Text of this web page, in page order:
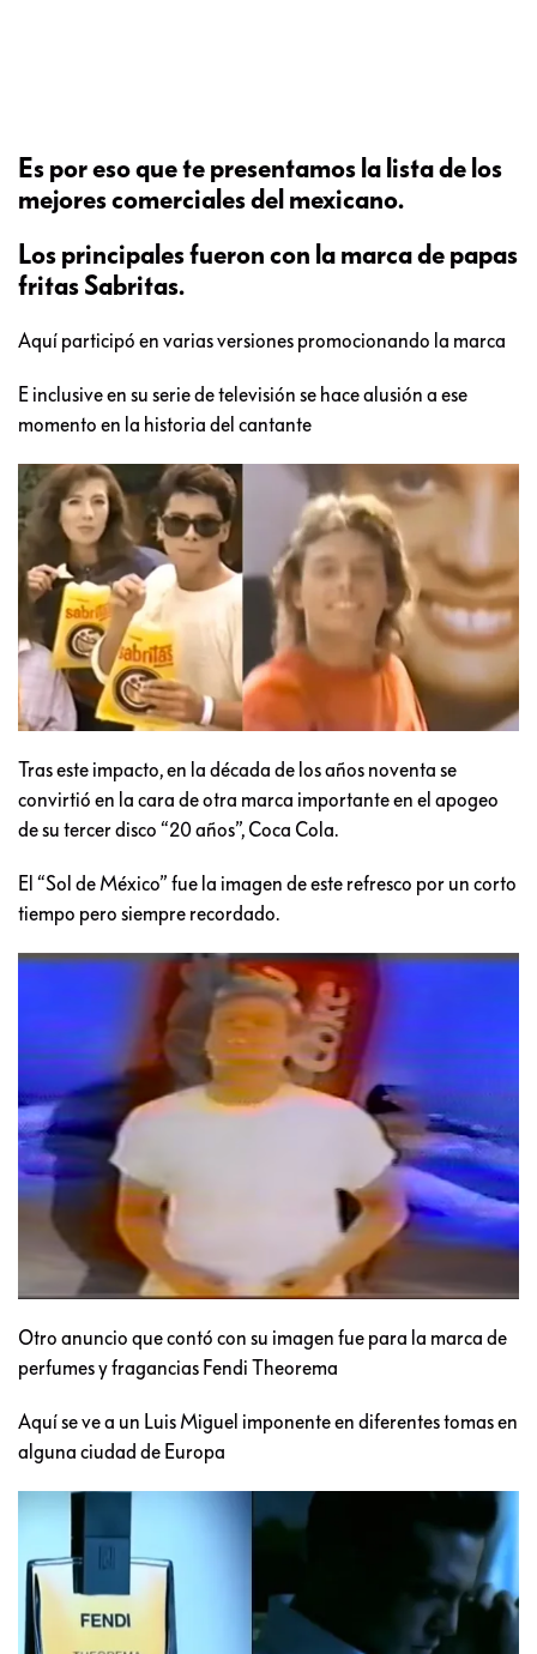
Es por eso que te presentamos la lista de los
mejores comerciales del mexicano.
Los principales fueron con la marca de papas
fritas Sabritas.
Aquí participó en varias versiones promocionando la marca
E inclusive en su serie de televisión se hace alusión a ese
momento en la historia del cantante
Tras este impacto, en la década de los años noventa se
convirtió en la cara de otra marca importante en el apogeo
de su tercer disco “20 años”, Coca Cola.
El “Sol de México” fue la imagen de este refresco por un corto
tiempo pero siempre recordado.
Otro anuncio que contó con su imagen fue para la marca de
perfumes y fragancias Fendi Theorema
Aquí se ve a un Luis Miguel imponente en diferentes tomas en
alguna ciudad de Europa